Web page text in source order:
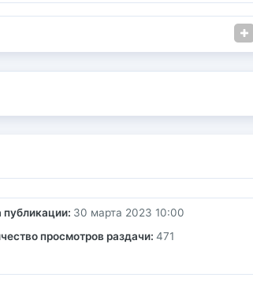
публикации: 30 марта 2023 10:00
просмотров раздачи: 471